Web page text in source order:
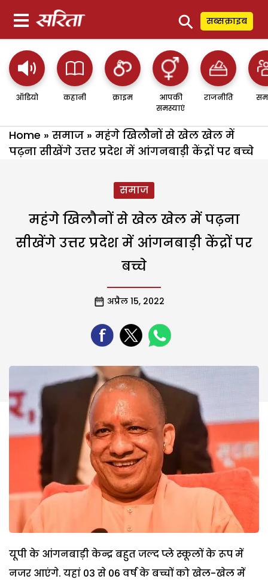
⚲ सब्सक्राइब
ऑडियो कहानी क्राइम
आपकी
समस्याएं
राजनीति
Home » समाज » महंगे खिलौनों से खेल खेल में
पढ़ना सीखेंगे उत्तर प्रदेश में आंगनबाड़ी केंद्रों पर बच्चे
समाज
महंगे खिलौनों से खेल खेल में पढ़ना
सीखेंगे उत्तर प्रदेश में आंगनबाड़ी केंद्रों पर
बच्चे
अप्रैल 15, 2022
यूपी के आंगनबाड़ी केन्द्र बहुत जल्द प्ले स्कूलों के रूप में
नजर आएंगे. यहां 03 से 06 वर्ष के बच्चों को खेल-खेल में